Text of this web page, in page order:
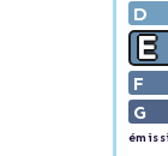
D
E
F
G